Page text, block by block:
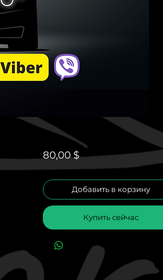
80,00 $Цена
Добавить в корзину
Купить сейчас